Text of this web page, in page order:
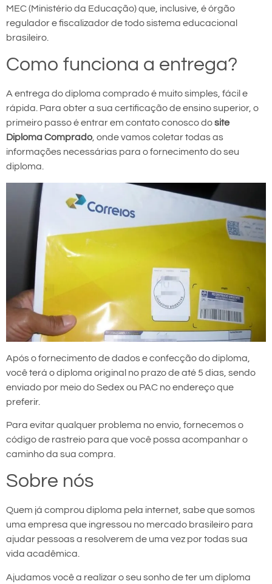
MEC (Ministério da Educação) que, inclusive, é órgão
regulador e fiscalizador de todo sistema educacional
brasileiro.
Como funciona a entrega?
A entrega do diploma comprado é muito simples, fácil e
rápida. Para obter a sua certificação de ensino superior, o
primeiro passo é entrar em contato conosco dosite
Diploma Comprado, onde vamos coletar todas as
informações necessárias para o fornecimento do seu
diploma.
Após o fornecimento de dados e confecção do diploma,
você terá o diploma original no prazo de até 5 dias, sendo
enviado por meio do Sedex ou PAC no endereço que
preferir.
Para evitar qualquer problema no envio, fornecemos o
código de rastreio para que você possa acompanhar o
caminho da sua compra.
Sobre nós
Quem já comprou diploma pela internet, sabe que somos
uma empresa que ingressou no mercado brasileiro para
ajudar pessoas a resolverem de uma vez por todas sua
vida acadêmica.
Ajudamos você a realizar o seu sonho de ter um diploma